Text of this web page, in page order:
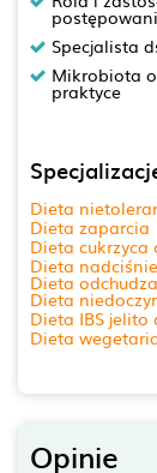
Specjalista
Mikrobiota
praktyce
Dieta
Dieta zaparcia
Dieta cukrzyca
Dieta
Dieta
Dieta
Dieta IBS jelito
Dieta
Opinie